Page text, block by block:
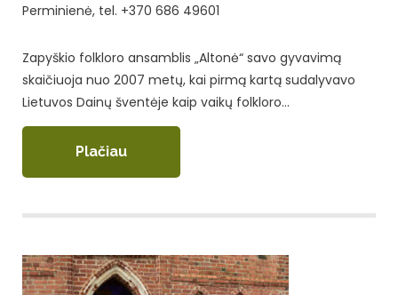
Perminienė, tel. +370 686 49601
Zapyškio folkloro ansamblis „Altonė“ savo gyvavimą
skaičiuoja nuo 2007 metų, kai pirmą kartą sudalyvavo
Lietuvos Dainų šventėje kaip vaikų folkloro…
Plačiau